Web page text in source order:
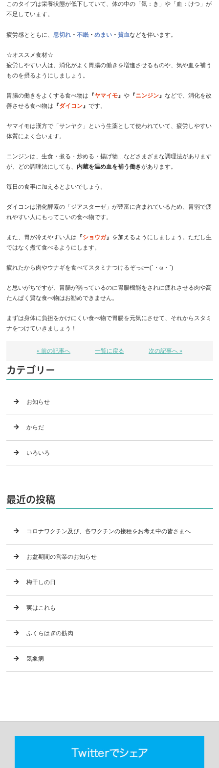
このタイプは栄養状態が低下していて、体の中の「気：き」や「血：けつ」が
不足しています。
疲労感とともに、 息切れ・ 不眠・ めまい・ 貧血などを伴います。
☆オススメ食材☆
疲労しやすい人は、消化がよく胃腸の働きを増進させるものや、気や血を補う
ものを摂るようにしましょう。
胃腸の働きをよくする食べ物は 『ヤマイモ』 や『ニンジン』 などで、消化を改
善させる食べ物は 『ダイコン』 です。
ヤマイモは漢方で「サンヤク」という生薬として使われていて、疲労しやすい
体質によく合います。
ニンジンは、生食・煮る・炒める・揚げ物…などさまざまな調理法があります
が、どの調理法にしても、
内蔵を温め血を補う働きがあります。
毎日の食事に加えるとよいでしょう。
ダイコンは消化酵素の「ジアスターゼ」が豊富に含まれているため、胃弱で疲
れやすい人にもってこいの食べ物です。
また、胃が冷えやすい人は 『ショウガ』 を加えるようにしましょう。ただし生
ではなく煮て食べるようにします。
疲れたから肉やウナギを食べてスタミナつけるぞっεー(`・ω・´)
と思いがちですが、胃腸が弱っているのに胃腸機能をされに疲れさせる肉や高
たんぱく質な食べ物はお勧めできません。
まずは身体に負担をかけにくい食べ物で胃腸を元気にさせて、それからスタミ
ナをつけていきましょう！
« 前の記事へ 一覧に戻る 次の記事へ »
カテゴリー
お知らせ
からだ
いろいろ
最近の投稿
コロナワクチン及び、各ワクチンの接種をお考え中の皆さまへ
お盆期間の営業のお知らせ
梅干しの日
実はこれも
ふくらはぎの筋肉
気象病